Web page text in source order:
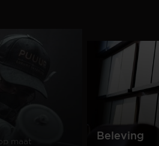
maat
Beleving